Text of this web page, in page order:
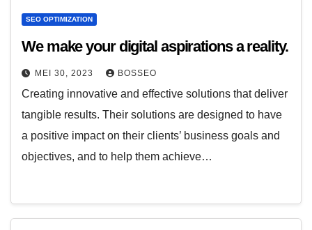
SEO OPTIMIZATION
We make your digital aspirations a reality.
MEI 30, 2023 BOSSEO
Creating innovative and effective solutions that deliver
tangible results. Their solutions are designed to have
a positive impact on their clients’ business goals and
objectives, and to help them achieve…